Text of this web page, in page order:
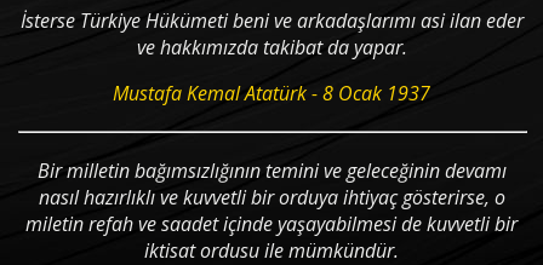
İsterse Türkiye Hükümeti beni ve arkadaşlarımı asi ilan eder
ve hakkımızda takibat da yapar.
Mustafa Kemal Atatürk - 8 Ocak 1937
Bir milletin bağımsızlığının temini ve geleceğinin devamı
nasıl hazırlıklı ve kuvvetli bir orduya ihtiyaç gösterirse, o
miletin refah ve saadet içinde yaşayabilmesi de kuvvetli bir
iktisat ordusu ile mümkündür.